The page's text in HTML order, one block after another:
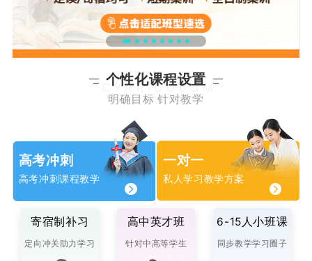
个性化课程设置
CYRRICULUM
明确目标 针对教学
高考冲刺
高考冲刺课程教学
一对一
私人学习教学方案
寄宿制补习
定向冲关助力学习
高中英才班
针对中高等学生
6-15人小班课
同步教学学习圈子